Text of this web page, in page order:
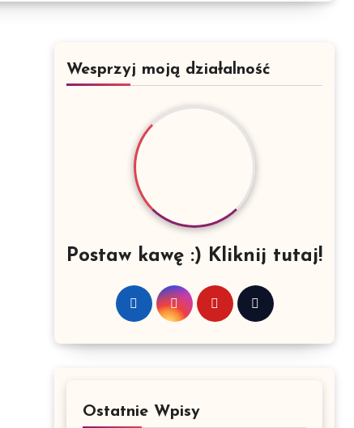
Wesprzyj moją działalność
Postaw kawę :) Kliknij tutaj!
Ostatnie Wpisy